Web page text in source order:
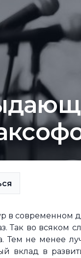
в современном
Так во всяком
Тем не менее
вклад в